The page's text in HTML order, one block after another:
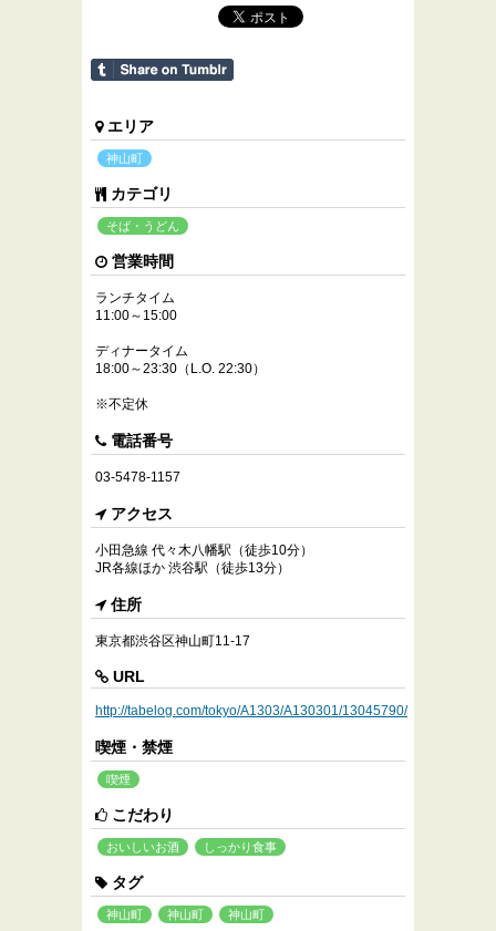
エリア
神山町
カテゴリ
そば・うどん
営業時間
ランチタイム
11:00～15:00
ディナータイム
18:00～23:30（L.O. 22:30）
※不定休
電話番号
03-5478-1157
アクセス
小田急線 代々木八幡駅（徒歩10分）
JR各線ほか 渋谷駅（徒歩13分）
住所
東京都渋谷区神山町11-17
URL
http://tabelog.com/tokyo/A1303/A130301/13045790/
喫煙・禁煙
喫煙
こだわり
おいしいお酒 しっかり食事
タグ
神山町 神山町 神山町